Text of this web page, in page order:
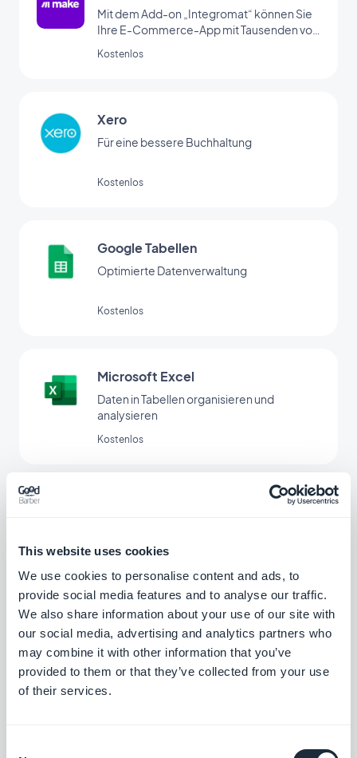
This website uses cookies
We use cookies to personalise content and ads, to
provide social media features and to analyse our traffic.
We also share information about your use of our site with
our social media, advertising and analytics partners who
may combine it with other information that you’ve
provided to them or that they’ve collected from your use
of their services.
Mit dem Add-on „Integromat“ können Sie
Ihre E-Commerce-App mit Tausenden von
diesem Add-on richten Sie automatische
www.integromat.com ein Konto anlegen.)
Kostenlos
Xero
Für eine bessere Buchhaltung
Kostenlos
Google Tabellen
Optimierte Datenverwaltung
Kostenlos
Microsoft Excel
Daten in Tabellen organisieren und
analysieren
Kostenlos
FreshBooks
Für eine bessere Buchführung
Kostenlos